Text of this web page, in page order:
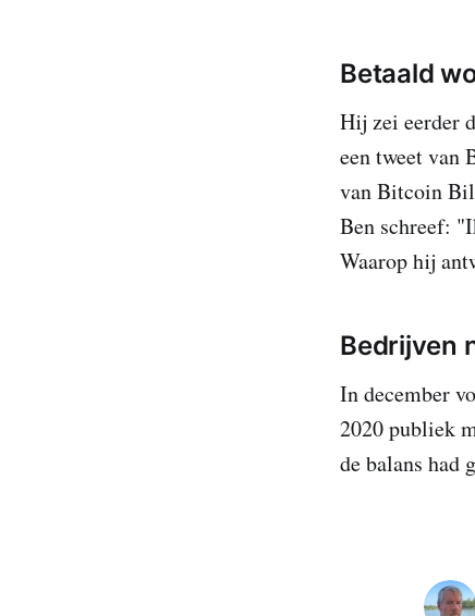
Betaald
Hij zei eerder
een tweet van
van Bitcoin
Ben schreef:
Waarop hij
Bedrijven
In december
2020 publiek
de balans had